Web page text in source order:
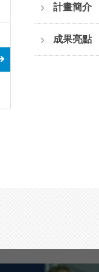
計畫簡介
成果亮點